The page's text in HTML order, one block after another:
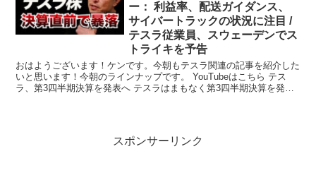
ー： 利益率、配送ガイダンス、
サイバートラックの状況に注目 /
テスラ従業員、スウェーデンでス
トライキを予告
おはようございます！ケンです。今朝もテスラ関連の記事を紹介した
いと思います！今朝のラインナップです。 YouTubeはこちら テス
ラ、第3四半期決算を発表へ テスラはまもなく第3四半期決算を発表
スポンサーリンク